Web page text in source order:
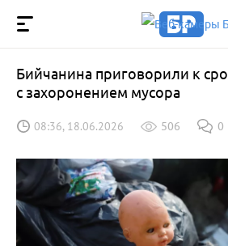
Бийчанина приговорили к
с захоронением мусора
08:36, 18.06.2026 506 0